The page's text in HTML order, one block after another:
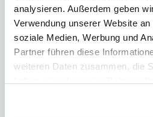
analysieren. Außerdem geben
Verwendung unserer Website
soziale Medien, Werbung und
Partner führen diese
weiteren Daten zusammen, die